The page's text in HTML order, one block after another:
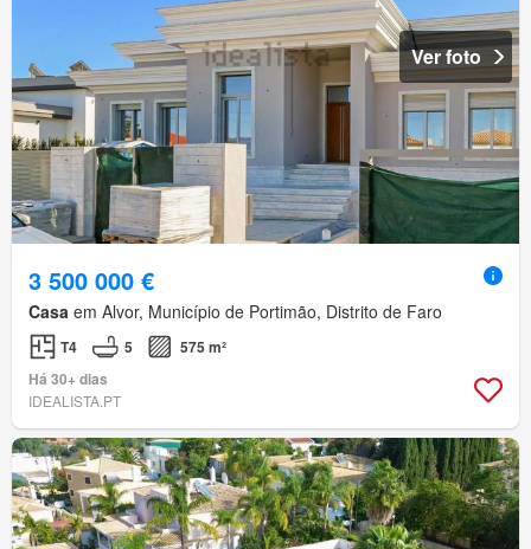
Ver foto
3 500 000 €
Casa em Alvor, Município de Portimão, Distrito de Faro
T4 5
575 m²
Há 30+ dias
IDEALISTA.PT